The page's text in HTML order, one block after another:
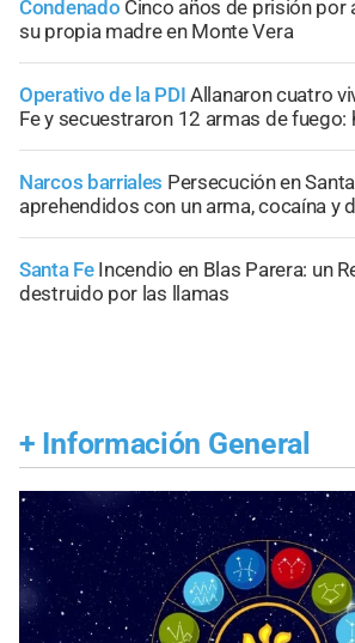
Condenado Cinco años de prisión por
su propia madre en Monte Vera
Operativo de la PDI Allanaron cuatro
Fe y secuestraron 12 armas de
Narcos barriales Persecución en
aprehendidos con un arma, cocaína y
Santa Fe Incendio en Blas Parera: un
destruido por las llamas
+ Información General